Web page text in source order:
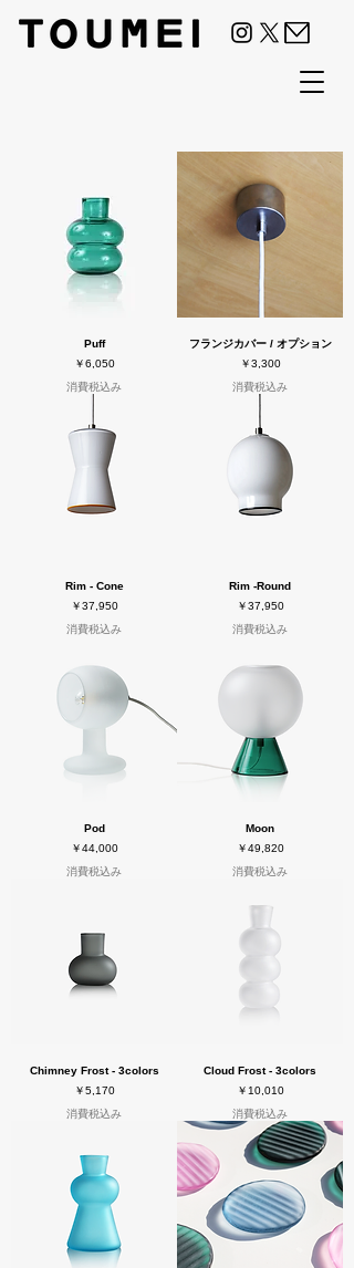
Puff
価格
￥6,050
消費税込み
フランジカバー / オプション
価格
￥3,300
消費税込み
Rim - Cone
価格
￥37,950
消費税込み
Rim -Round
価格
￥37,950
消費税込み
Pod
価格
￥44,000
消費税込み
Moon
価格
￥49,820
消費税込み
Chimney Frost - 3colors
価格
￥5,170
消費税込み
Cloud Frost - 3colors
価格
￥10,010
消費税込み